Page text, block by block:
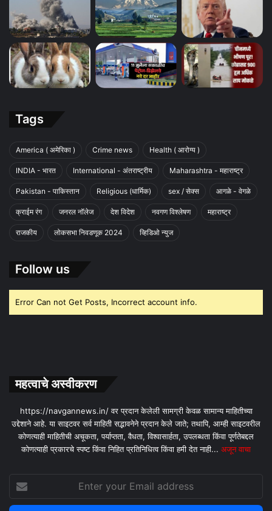
Tags
America ( अमेरिका ) Crime news Health ( आरोग्य )
INDIA - भारत International - अंतराष्ट्रीय Maharashtra - महाराष्ट्र
Pakistan - पाकिस्तान Religious (धार्मिक) sex / सेक्स आगळे - वेगळे
क्राईम रंग जनरल नॉलेज देश विदेश नवगण विश्लेषण महाराष्ट्र
राजकीय लोकसभा निवडणूक 2024 व्हिडिओ न्युज
Follow us
Error Can not Get Posts, Incorrect account info.
महत्वाचे अस्वीकरण
https://navgannews.in/ वर प्रदान केलेली सामग्री केवळ सामान्य माहितीच्या
उद्देशाने आहे. या साइटवर सर्व माहिती सद्भावनेने प्रदान केले जाते; तथापि, आम्ही साइटवरील
कोणत्याही माहितीची अचूकता, पर्याप्तता, वैधता, विश्वासार्हता, उपलब्धता किंवा पूर्णतेबद्दल
कोणत्याही प्रकारचे स्पष्ट किंवा निहित प्रतिनिधित्व किंवा हमी देत ​​नाही... अजून वाचा
your
Email